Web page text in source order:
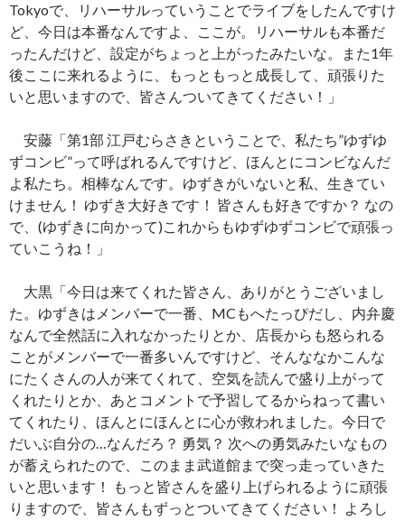
Tokyoで、リハーサルっていうことでライブをしたんですけ
ど、今日は本番なんですよ、ここが。リハーサルも本番だ
ったんだけど、設定がちょっと上がったみたいな。また1年
後ここに来れるように、もっともっと成長して、頑張りた
いと思いますので、皆さんついてきてください！」
安藤「第1部 江戸むらさきということで、私たち”ゆずゆ
ずコンビ”って呼ばれるんですけど、ほんとにコンビなんだ
よ私たち。相棒なんです。ゆずきがいないと私、生きてい
けません！ ゆずき大好きです！ 皆さんも好きですか？ なの
で、(ゆずきに向かって)これからもゆずゆずコンビで頑張っ
ていこうね！」
大黒「今日は来てくれた皆さん、ありがとうございまし
た。ゆずきはメンバーで一番、MCもへたっぴだし、内弁慶
なんで全然話に入れなかったりとか、店長からも怒られる
ことがメンバーで一番多いんですけど、そんななかこんな
にたくさんの人が来てくれて、空気を読んで盛り上がって
くれたりとか、あとコメントで予習してるからねって書い
てくれたり、ほんとにほんとに心が救われました。今日で
だいぶ自分の…なんだろ？ 勇気？ 次への勇気みたいなもの
が蓄えられたので、このまま武道館まで突っ走っていきた
いと思います！ もっと皆さんを盛り上げられるように頑張
りますので、皆さんもずっとついてきてください！ よろし